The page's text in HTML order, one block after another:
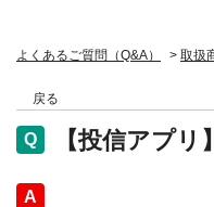
よくあるご質問（Q&A） > 取扱
戻る
【投信アプ
回答